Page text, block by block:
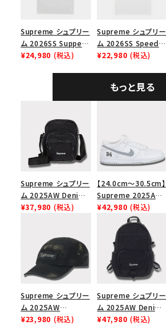
Supreme シュプリー
ム 2026SS Supper
Tee サパーTシャツ
¥24,980 (税込)
Supreme シュプリー
ム 2026SS Speed
Tee スピードTシャツ
¥22,980 (税込)
もっと見る
Supreme シュプリー
ム 2025AW Denim
Shoulder Bag デニ
¥37,980 (税込)
【24.0cm～30.5cm】
Supreme 2025AW
Nike SB Dunk Low
ナイキ SB ダンク ロ
ー スニーカー ホワイ
¥42,980 (税込)
Supreme シュプリー
ム 2025AW
Overdyed Camp
¥23,980 (税込)
Supreme シュプリー
ム 2025AW Denim
Backpack デニム バ
¥47,980 (税込)